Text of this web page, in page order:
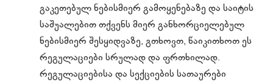
გაკეთებულ ნებისმიერ გამოყენებაზე და საიტის
საშუალებით თქვენს მიერ განხორციელებულ
ნებისმიერ შესყიდვაზე, გთხოვთ, წაიკითხოთ ეს
რეგულაციები სრულად და ფრთხილად.
რეგულაციებისა და სექციების სათაურები